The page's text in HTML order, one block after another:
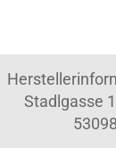
Stadlgasse